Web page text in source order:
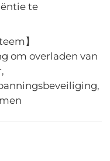
te
】
om overladen van